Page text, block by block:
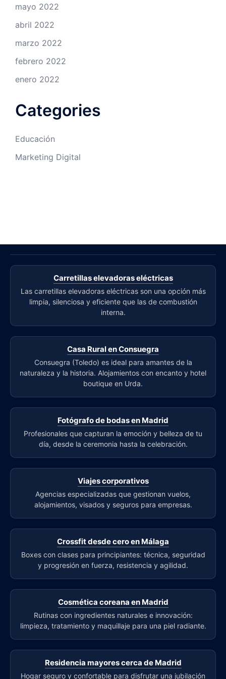
mayo 2022
abril 2022
marzo 2022
febrero 2022
enero 2022
Categories
Educación
Marketing Digital
Carretillas elevadoras eléctricas
Las carretillas elevadoras eléctricas son una opción más
limpia, silenciosa y eficiente que las de combustión
interna.
Casa Rural en Consuegra
Consuegra (Toledo) es ideal para amantes de la
naturaleza y la historia. Alojamientos con encanto y hotel
boutique en Urda.
Fotógrafo de bodas en Madrid
Profesionales que capturan la emoción y belleza de tu
día, desde la ceremonia hasta la celebración.
Viajes corporativos
Agencias especializadas que gestionan vuelos,
alojamientos, visados y seguros para empresas.
Crossfit desde cero en Málaga
Boxes con clases para principiantes: técnica, seguridad
y progresión en fuerza, resistencia y agilidad.
Cosmética coreana en Madrid
Rutinas con ingredientes naturales e innovación:
limpieza, tratamiento y maquillaje para una piel radiante.
Residencia mayores cerca de Madrid
Hogar seguro y confortable para disfrutar una jubilación